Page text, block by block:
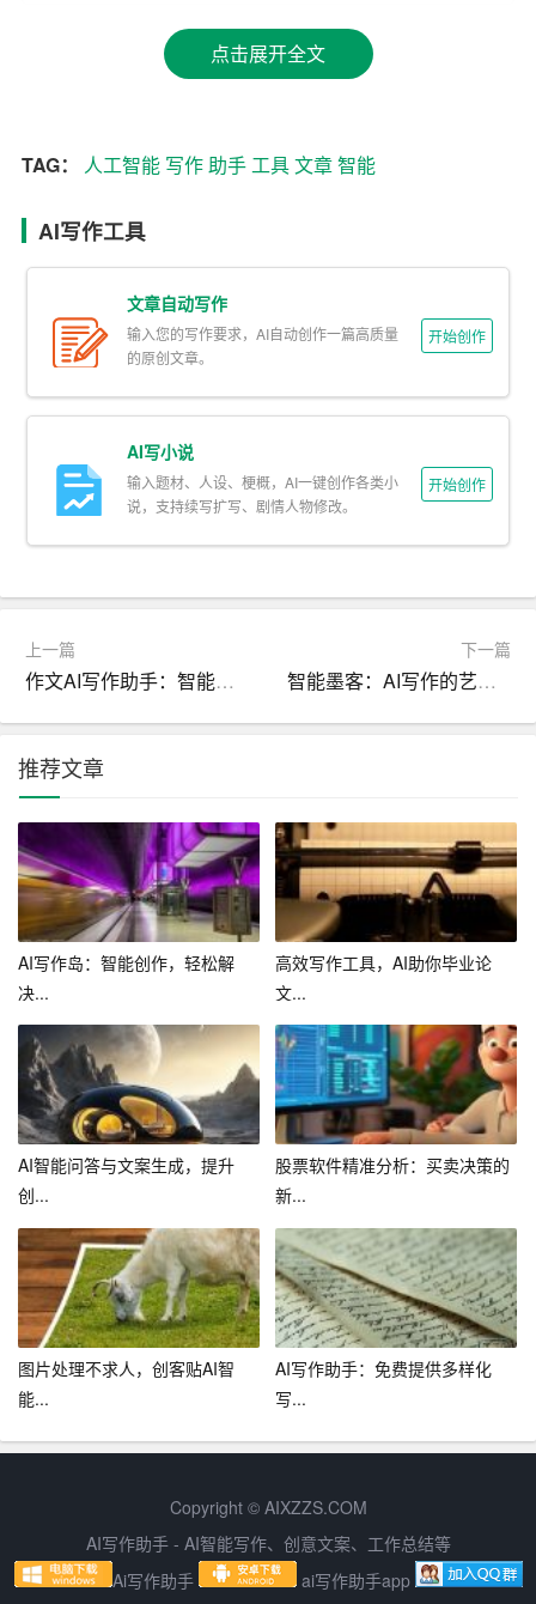
第二大功能是智能编辑。AI工具写作助手能够自动识别文
章中的抄袭内容，保证文章的原创性。这对于那些追求高
全面的优化，包括标题、关键词、摘要等，提高文章的搜
索引擎排名，从而提升文章的曝光度和传播效果。这对于
那些希望提高自己文章影响力的用户来说，是一个非常有
力的工具。
除了以上三大核心功能外，AI工具写作助手还具备一些辅
助功能，如智能推荐写作素材、一键导入导出文档等，方
便用户进行写作和管理工作。
限性。例如，在处理一些非常专业或者非常个性化的内容
I工具写作助手在很大程度上提高了我们的写作效率和质
量，给我们带来了极大的便利。
越来越多的人需要通过写作来表达自己的观点、传播自己
的声音。而AI工具写作助手正是这样一款能够帮助我们更
好地实现这一目标的工具。它将人工智能技术与写作艺术
相结合，为我们提供了一种全新的创作体验。
未来，随着人工智能技术的不断进步，我们可以期待AI工
具写作助手将带来更多惊喜。它或许能够帮助我们解决更
多的写作难题，让我们的创作更加自由、高效。而这一
切，都将成为我们在这个时代写作道路上的一份宝贵财
富。
总之，AI工具写作助手是一款值得推荐的智能写作工具。
它能够帮助我们提高写作效率、提升文章质量，让我们更
好地适应这个时代的写作需求。让我们一起拥抱这个智能
写作的时代，让AI工具写作助手成为我们创作道路上的得
力助手！
点击展开全文
TAG： 人工智能 写作助手工具文章智能
AI写作工具
文章自动写作
输入您的写作要求，AI自动创作一篇高质量
的原创文章。
开始创作
AI写小说
输入题材、人设、梗概，AI一键创作各类小
说，支持续写扩写、剧情人物修改。
开始创作
上一篇
作文AI写作助手：智能科技为你的作文添彩
下一篇
智能墨客：AI写作的艺术与科学
推荐文章
AI写作岛：智能创作，轻松解
决...
高效写作工具，AI助你毕业论
文...
AI智能问答与文案生成，提升
创...
股票软件精准分析：买卖决策的
新...
图片处理不求人，创客贴AI智
能...
AI写作助手：免费提供多样化
写...
Copyright © AIXZZS.COM
AI写作助手 - AI智能写作、创意文案、工作总结等
Ai写作助手
ai写作助手app